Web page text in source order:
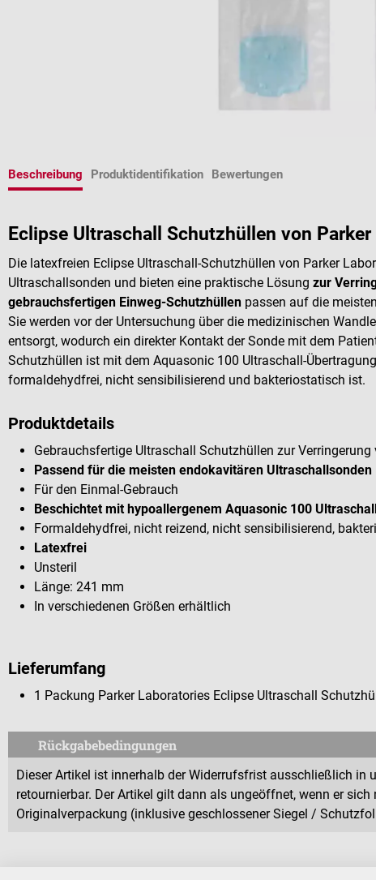
Beschreibung Produktidentifikation Bewertungen
Eclipse Ultraschall Schutzhüllen von
Die latexfreien Eclipse Ultraschall-Schutzhüllen von Parker
Ultraschallsonden und bieten eine praktische Lösung zur
gebrauchsfertigen Einweg-Schutzhüllen passen auf die
Sie werden vor der Untersuchung über die medizinischen
entsorgt, wodurch ein direkter Kontakt der Sonde mit dem
Schutzhüllen ist mit dem Aquasonic 100 Ultraschall-
formaldehydfrei, nicht sensibilisierend und bakteriostatisch ist.
Produktdetails
Gebrauchsfertige Ultraschall Schutzhüllen zur
Passend für die meisten endokavitären Ultraschallsonden
Für den Einmal-Gebrauch
Beschichtet mit hypoallergenem Aquasonic 100
Formaldehydfrei, nicht reizend, nicht sensibilisierend,
Latexfrei
Unsteril
Länge: 241 mm
In verschiedenen Größen erhältlich
Lieferumfang
1 Packung Parker Laboratories Eclipse Ultraschall
Rückgabebedingungen
Dieser Artikel ist innerhalb der Widerrufsfrist ausschließlich in
retournierbar. Der Artikel gilt dann als ungeöffnet, wenn er
Originalverpackung (inklusive geschlossener Siegel /